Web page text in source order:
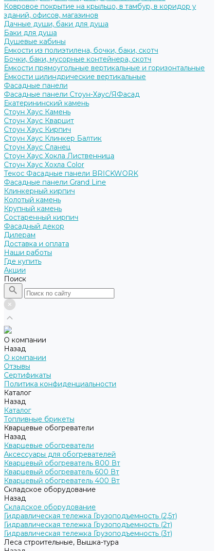
Ковровое покрытие на крыльцо, в тамбур, в коридор у
зданий, офисов, магазинов
Дачные души, баки для душа
Баки для душа
Душевые кабины
Ёмкости из полиэтилена, бочки, баки, скотч
Бочки, баки, мусорные контейнера, скотч
Ёмкости прямоугольные вертикальные и горизонтальные
Ёмкости цилиндрические вертикальные
Фасадные панели
Фасадные панели Стоун-Хаус/ЯФасад
Екатерининский камень
Стоун Хаус Камень
Стоун Хаус Кварцит
Стоун Хаус Кирпич
Стоун Хаус Клинкер Балтик
Стоун Хаус Сланец
Стоун Хаус Хокла Лиственница
Стоун Хаус Хохла Color
Текос Фасадные панели BRICKWORK
Фасадные панели Grand Line
Клинкерный кирпич
Колотый камень
Крупный камень
Состаренный кирпич
Фасадный декор
Дилерам
Доставка и оплата
Наши работы
Где купить
Акции
Поиск
О компании
Назад
О компании
Отзывы
Сертификаты
Политика конфиденциальности
Каталог
Назад
Каталог
Топливные брикеты
Кварцевые обогреватели
Назад
Кварцевые обогреватели
Аксессуары для обогревателей
Кварцевый обогреватель 800 Вт
Кварцевый обогреватель 600 Вт
Кварцевый обогреватель 400 Вт
Складское оборудование
Назад
Складское оборудование
Гидравлическая тележка Грузоподъемность (2,5т)
Гидравлическая тележка Грузоподъемность (2т)
Гидравлическая тележка Грузоподъемность (3т)
Леса строительные, Вышка-тура